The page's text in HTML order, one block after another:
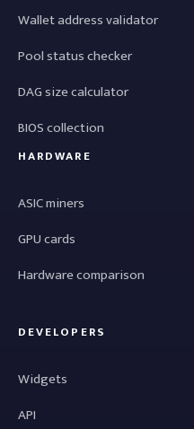
Wallet address validator
Pool status checker
DAG size calculator
BIOS collection
HARDWARE
ASIC miners
GPU cards
Hardware comparison
DEVELOPERS
Widgets
API